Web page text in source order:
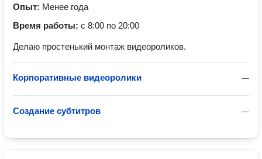
Опыт: Менее года
Время работы: с 8:00 по 20:00
Делаю простенький монтаж видеороликов.
—
Корпоративные видеоролики
—
Создание субтитров